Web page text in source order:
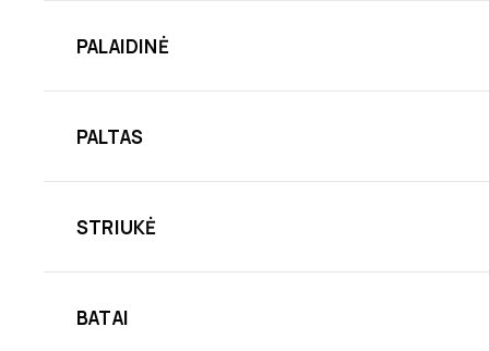
PALAIDINĖ
PALTAS
STRIUKĖ
BATAI